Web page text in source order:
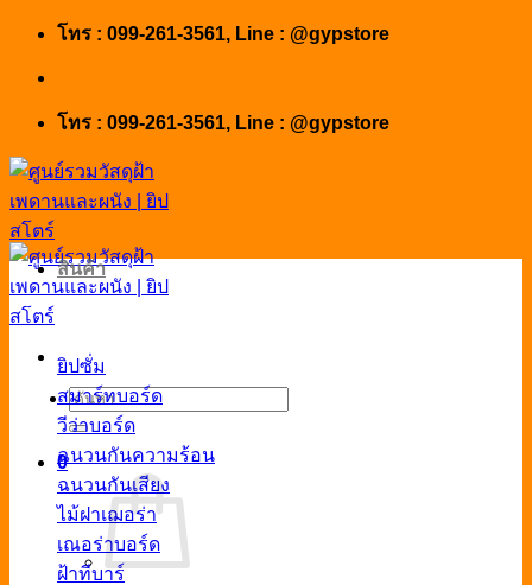
Skip
โทร : 099-261-3561, Line : @gypstore
โทร : 099-261-3561, Line : @gypstore
ค้นหา:
0
สินค้า
ยิปซั่ม
สมาร์ทบอร์ด
วีว่าบอร์ด
ฉนวนกันความร้อน
ฉนวนกันเสียง
ไม้ฝาเฌอร่า
เณอร่าบอร์ด
ฝ้าทีบาร์